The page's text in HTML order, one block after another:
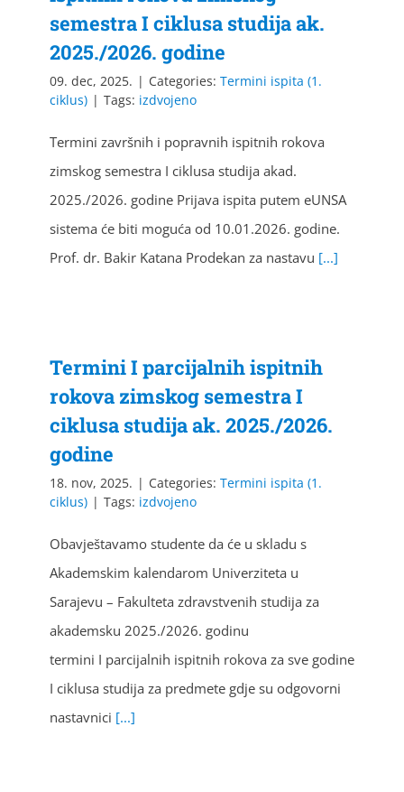
semestra I ciklusa studija ak.
2025./2026. godine
09. dec, 2025. | Categories: Termini ispita (1.
ciklus) | Tags: izdvojeno
Termini završnih i popravnih ispitnih rokova
zimskog semestra I ciklusa studija akad.
2025./2026. godine Prijava ispita putem eUNSA
sistema će biti moguća od 10.01.2026. godine.
Prof. dr. Bakir Katana Prodekan za nastavu [...]
Termini I parcijalnih ispitnih
rokova zimskog semestra I
ciklusa studija ak. 2025./2026.
godine
18. nov, 2025. | Categories: Termini ispita (1.
ciklus) | Tags: izdvojeno
Obavještavamo studente da će u skladu s
Akademskim kalendarom Univerziteta u
Sarajevu – Fakulteta zdravstvenih studija za
akademsku 2025./2026. godinu
termini I parcijalnih ispitnih rokova za sve godine
I ciklusa studija za predmete gdje su odgovorni
nastavnici [...]